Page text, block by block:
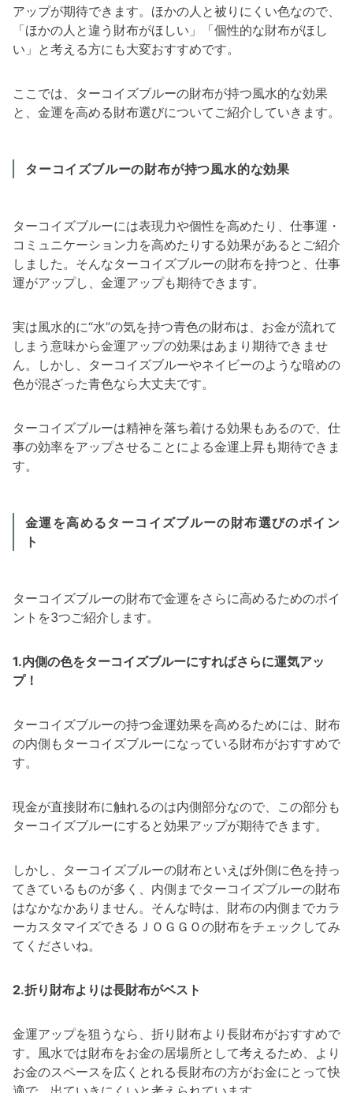
アップが期待できます。ほかの人と被りにくい色なので、
「ほかの人と違う財布がほしい」「個性的な財布がほし
い」と考える方にも大変おすすめです。
ここでは、ターコイズブルーの財布が持つ風水的な効果
と、金運を高める財布選びについてご紹介していきます。
ターコイズブルーの財布が持つ風水的な効果
ターコイズブルーには表現力や個性を高めたり、仕事運・
コミュニケーション力を高めたりする効果があるとご紹介
しました。そんなターコイズブルーの財布を持つと、仕事
運がアップし、金運アップも期待できます。
実は風水的に“水”の気を持つ青色の財布は、お金が流れて
しまう意味から金運アップの効果はあまり期待できませ
ん。しかし、ターコイズブルーやネイビーのような暗めの
色が混ざった青色なら大丈夫です。
ターコイズブルーは精神を落ち着ける効果もあるので、仕
事の効率をアップさせることによる金運上昇も期待できま
す。
金運を高めるターコイズブルーの財布選びのポイン
ト
ターコイズブルーの財布で金運をさらに高めるためのポイ
ントを3つご紹介します。
1.内側の色をターコイズブルーにすればさらに運気アッ
プ！
ターコイズブルーの持つ金運効果を高めるためには、財布
の内側もターコイズブルーになっている財布がおすすめで
す。
現金が直接財布に触れるのは内側部分なので、この部分も
ターコイズブルーにすると効果アップが期待できます。
しかし、ターコイズブルーの財布といえば外側に色を持っ
てきているものが多く、内側までターコイズブルーの財布
はなかなかありません。そんな時は、財布の内側までカラ
ーカスタマイズできるＪＯＧＧＯの財布をチェックしてみ
てくださいね。
2.折り財布よりは長財布がベスト
金運アップを狙うなら、折り財布より長財布がおすすめで
す。風水では財布をお金の居場所として考えるため、より
お金のスペースを広くとれる長財布の方がお金にとって快